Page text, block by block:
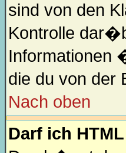
sind von den
Kontrolle
Informationen
die du von der
Nach oben
Darf ich